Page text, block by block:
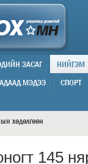
ЗАСАГ
НИЙГЭМ
МЭДЭЭ
СПОРТ
хөдөлгөөн
145